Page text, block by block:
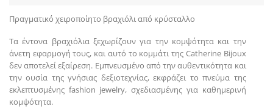
Πραγματικό χειροποίητο βραχιόλι από κρύσταλλο
Τα έντονα βραχιόλια ξεχωρίζουν για την κομψότητα και την
άνετη εφαρμογή τους, και αυτό το κομμάτι της Catherine Bijoux
δεν αποτελεί εξαίρεση. Εμπνευσμένο από την αυθεντικότητα και
την ουσία της γνήσιας δεξιοτεχνίας, εκφράζει το πνεύμα της
εκλεπτυσμένης fashion jewelry, σχεδιασμένης για καθημερινή
κομψότητα.